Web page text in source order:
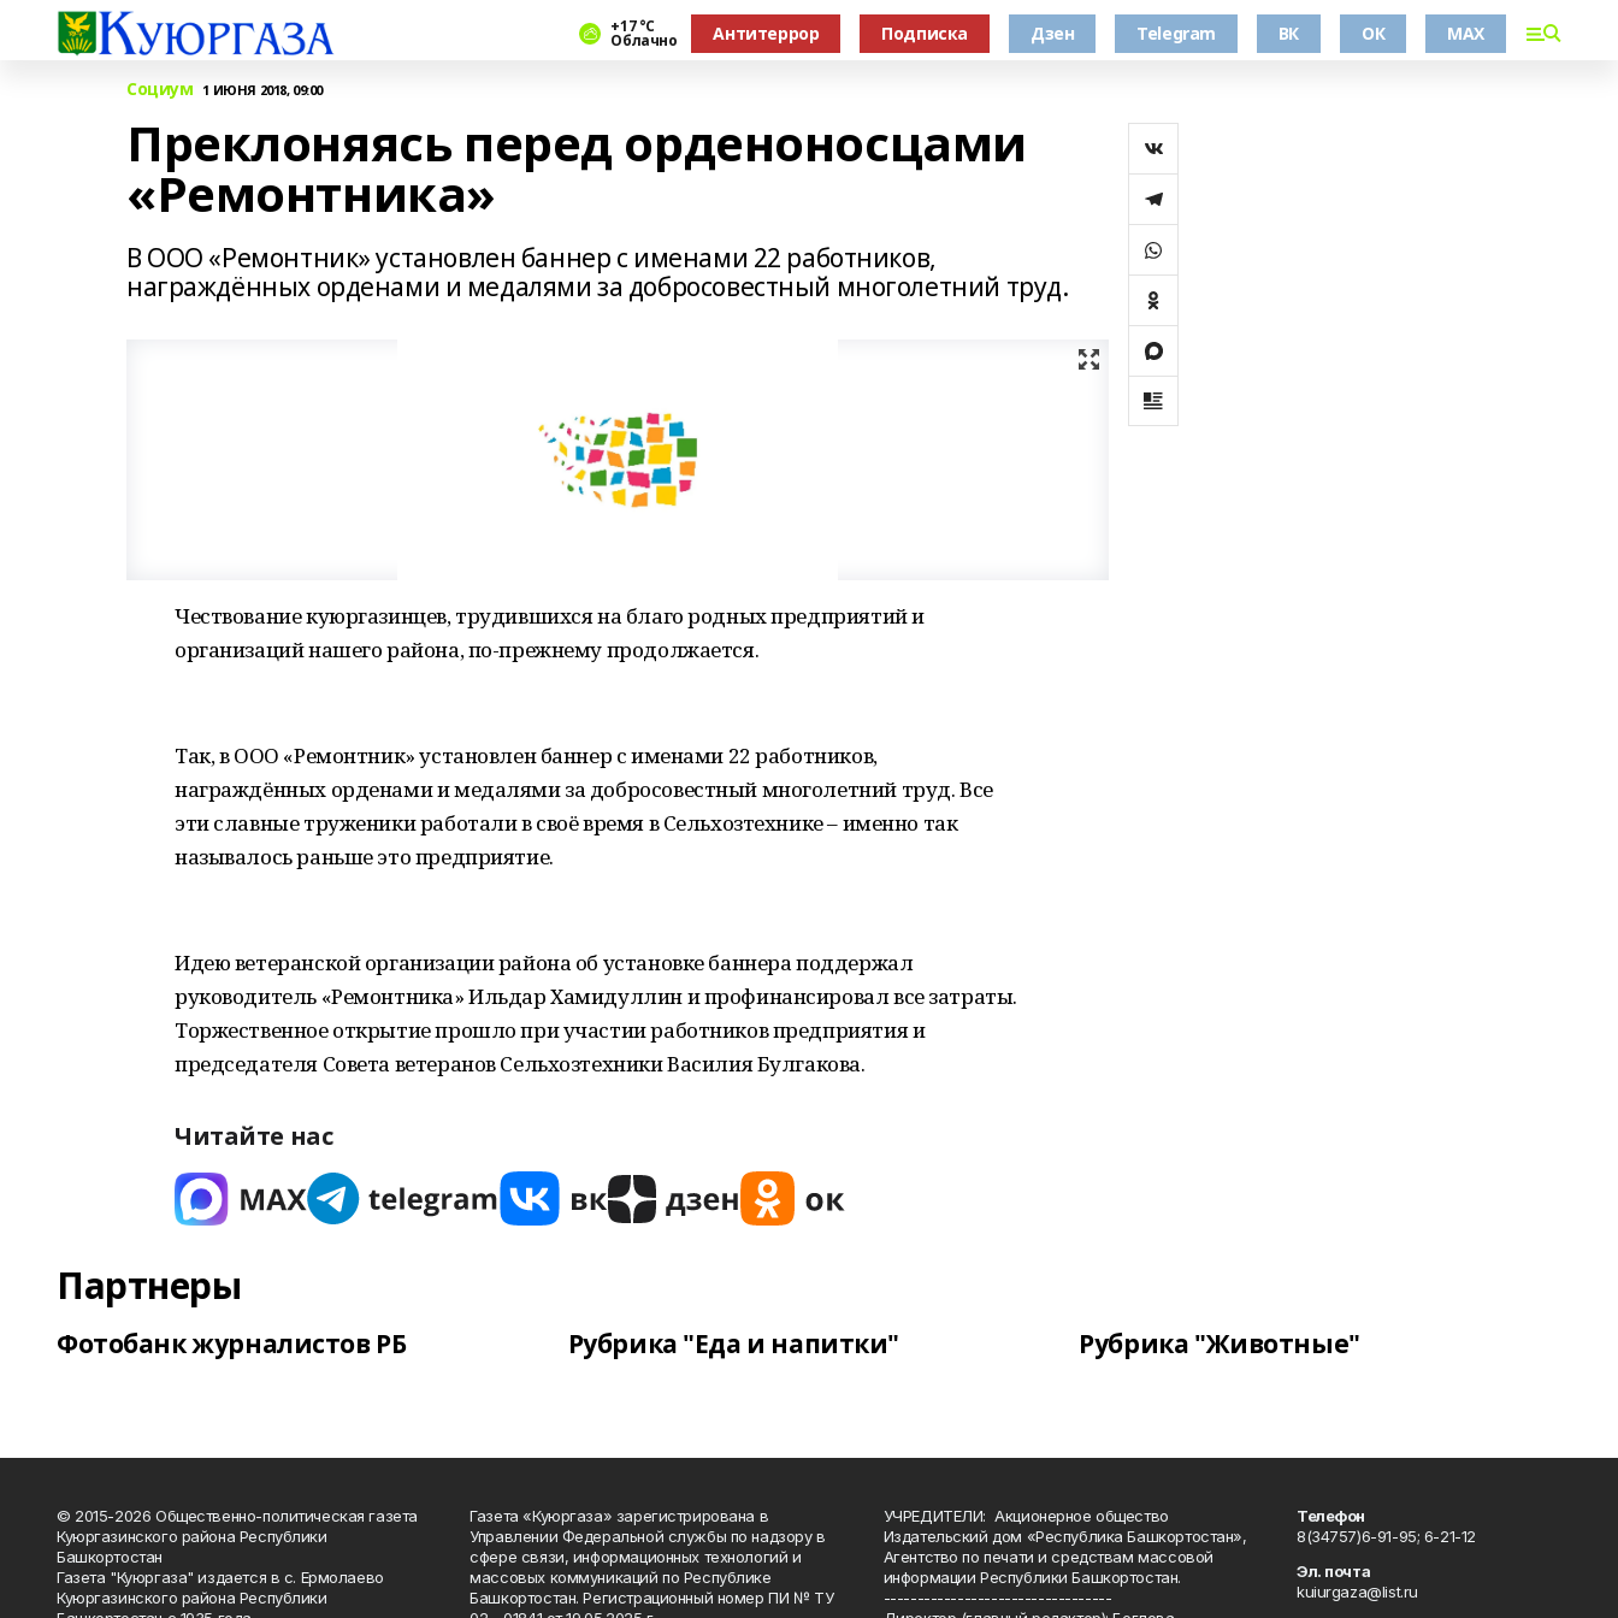
+17 °С
Облачно Антитеррор Подписка Дзен Telegram ВК ОК MAX
Социум 1 ИЮНЯ 2018, 09:00
Преклоняясь перед орденоносцами
«Ремонтника»
В ООО «Ремонтник» установлен баннер с именами 22 работников,
награждённых орденами и медалями за добросовестный многолетний труд.
Чествование куюргазинцев, трудившихся на благо родных предприятий и
организаций нашего района, по-прежнему продолжается.
Так, в ООО «Ремонтник» установлен баннер с именами 22 работников,
награждённых орденами и медалями за добросовестный многолетний труд. Все
эти славные труженики работали в своё время в Сельхозтехнике – именно так
называлось раньше это предприятие.
Идею ветеранской организации района об установке баннера поддержал
руководитель «Ремонтника» Ильдар Хамидуллин и профинансировал все затраты.
Торжественное открытие прошло при участии работников предприятия и
председателя Совета ветеранов Сельхозтехники Василия Булгакова.
Читайте нас
Партнеры
Фотобанк журналистов РБ Рубрика "Еда и напитки" Рубрика "Животные"
© 2015-2026 Общественно-политическая газета
Куюргазинского района Республики
Башкортостан
Газета "Куюргаза" издается в с. Ермолаево
Куюргазинского района Республики
Газета «Куюргаза» зарегистрирована в
Управлении Федеральной службы по надзору в
сфере связи, информационных технологий и
массовых коммуникаций по Республике
Башкортостан. Регистрационный номер ПИ № ТУ
УЧРЕДИТЕЛИ: Акционерное общество
Издательский дом «Республика Башкортостан»,
Агентство по печати и средствам массовой
информации Республики Башкортостан.
----------------------------------
Телефон
8(34757)6-91-95; 6-21-12
Эл. почта
kuiurgaza@list.ru